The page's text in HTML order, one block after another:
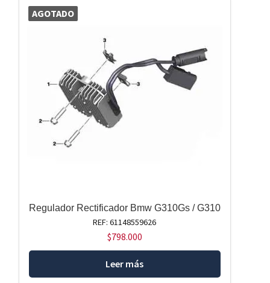
AGOTADO
Regulador Rectificador Bmw G310Gs / G310
REF: 61148559626
$798.000
Leer más